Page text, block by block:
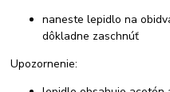
naneste lepidlo na
dôkladne zaschnúť
Upozornenie: